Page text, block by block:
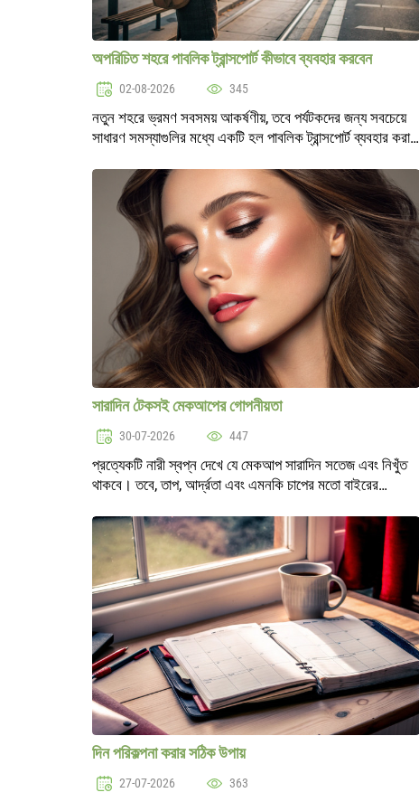
অপরিচিত শহরে পাবলিক ট্রান্সপোর্ট কীভাবে ব্যবহার করবেন
02-08-2026 345
নতুন শহরে ভ্রমণ সবসময় আকর্ষণীয়, তবে পর্যটকদের জন্য সবচেয়ে
সাধারণ সমস্যাগুলির মধ্যে একটি হল পাবলিক ট্রান্সপোর্ট ব্যবহার করা।
অস্বস্ত..
সারাদিন টেকসই মেকআপের গোপনীয়তা
30-07-2026 447
প্রত্যেকটি নারী স্বপ্ন দেখে যে মেকআপ সারাদিন সতেজ এবং নিখুঁত
থাকবে। তবে, তাপ, আর্দ্রতা এবং এমনকি চাপের মতো বাইরের
পারে। এই প্রবন্ধে আমরা সার..
দিন পরিকল্পনা করার সঠিক উপায়
27-07-2026 363